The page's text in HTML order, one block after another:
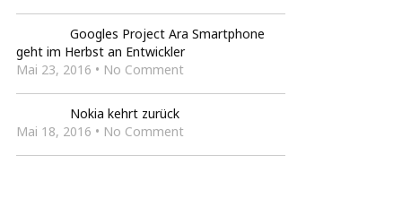
Googles Project Ara Smartphone
geht im Herbst an Entwickler
Mai 23, 2016 • No Comment
Nokia kehrt zurück
Mai 18, 2016 • No Comment